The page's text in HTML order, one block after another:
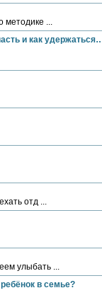
методике ...
и как
отд ...
улыбать ...
в семье?